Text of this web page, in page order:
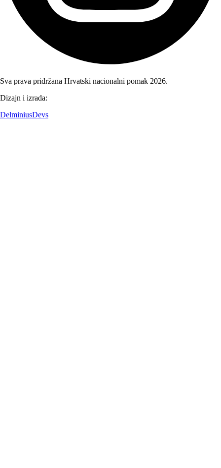
Sva prava pridržana Hrvatski nacionalni pomak 2026.
Dizajn i izrada:
DelminiusDevs